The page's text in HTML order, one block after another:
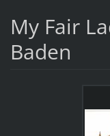
My Fair
Baden